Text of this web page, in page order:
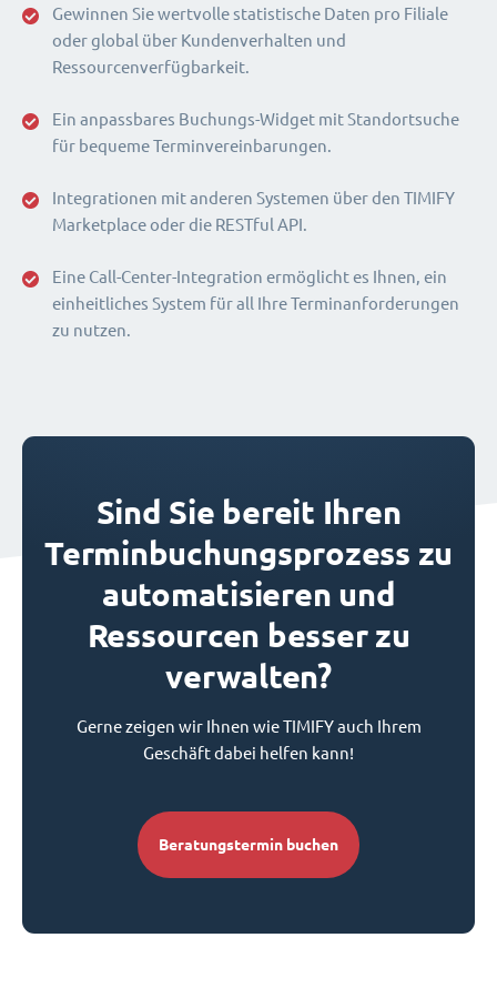
Gewinnen Sie wertvolle statistische Daten pro Filiale
oder global über Kundenverhalten und
Ressourcenverfügbarkeit.
Ein anpassbares Buchungs-Widget mit Standortsuche
für bequeme Terminvereinbarungen.
Integrationen mit anderen Systemen über den TIMIFY
Marketplace oder die RESTful API.
Eine Call-Center-Integration ermöglicht es Ihnen, ein
einheitliches System für all Ihre Terminanforderungen
zu nutzen.
Sind Sie bereit Ihren
Terminbuchungsprozess zu
automatisieren und
Ressourcen besser zu
verwalten?
Gerne zeigen wir Ihnen wie TIMIFY auch Ihrem
Geschäft dabei helfen kann!
Beratungstermin buchen